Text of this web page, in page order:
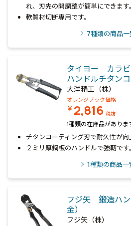
れ、刃先の開調整が簡単にできます。
軟質材切断専用です。
7種類の商品
タイヨー カラビ
ハンドルチタン
大洋精工（株）
オレンジブック価格
￥ 2,816 税抜
1種類の在庫品がありま
チタンコーティング刃で耐久性が向
２ミリ厚鋼板のハンドルで強靭です。
1種類の商品一
フジ矢 鍛造ハン
金）
フジ矢（株）